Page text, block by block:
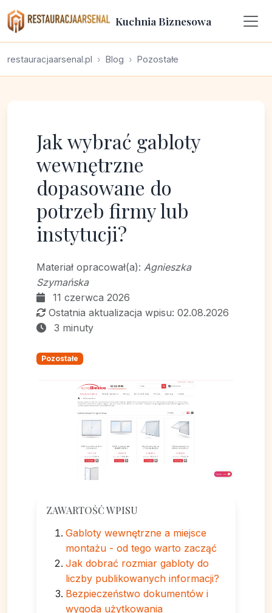
Kuchnia Biznesowa
restauracjaarsenal.pl Blog Pozostałe
Jak wybrać gabloty
wewnętrzne
dopasowane do
potrzeb firmy lub
instytucji?
Materiał opracował(a): Agnieszka
Szymańska
11 czerwca 2026
Ostatnia aktualizacja wpisu: 02.08.2026
3 minuty
Pozostałe
ZAWARTOŚĆ WPISU
Gabloty wewnętrzne a miejsce
montażu - od tego warto zacząć
Jak dobrać rozmiar gabloty do
liczby publikowanych informacji?
Bezpieczeństwo dokumentów i
wygoda użytkowania